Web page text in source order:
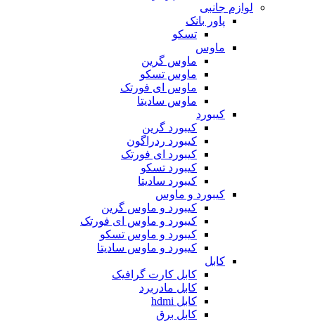
لوازم جانبی
پاور بانک
تسکو
ماوس
ماوس گرین
ماوس تسکو
ماوس ای فورتک
ماوس سادیتا
کیبورد
کیبورد گرین
کیبورد ردراگون
کیبورد ای فورتک
کیبورد تسکو
کیبورد سادیتا
کیبورد و ماوس
کیبورد و ماوس گرین
کیبورد و ماوس ای فورتک
کیبورد و ماوس تسکو
کیبورد و ماوس سادیتا
کابل
کابل کارت گرافیک
کابل مادربرد
کابل hdmi
کابل برق